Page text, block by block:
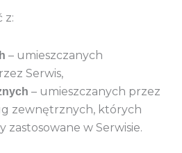
z:
– umieszczanych
Serwis,
– umieszczanych przez
zewnętrznych, których
zastosowane w Serwisie.